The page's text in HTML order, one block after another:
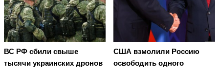
ВС РФ сбили свыше
тысячи украинских дронов
США взмолили Россию
освободить одного